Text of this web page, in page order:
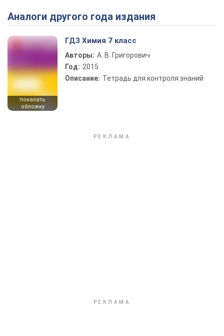
Play Video
Аналоги другого года издания
показать
обложку
ГДЗ Химия 7 класс
Авторы: А. В. Григорович
Год: 2015
Описание: Тетрадь для контроля знаний